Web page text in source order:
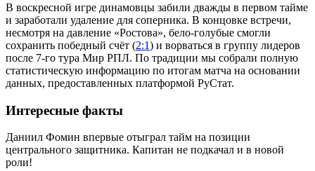
В воскресной игре динамовцы забили дважды в первом тайме
и заработали удаление для соперника. В концовке встречи,
несмотря на давление «Ростова», бело-голубые смогли
сохранить победный счёт (2:1) и ворваться в группу лидеров
после 7-го тура Мир РПЛ. По традиции мы собрали полную
статистическую информацию по итогам матча на основании
данных, предоставленных платформой РуСтат.
Интересные факты
Даниил Фомин впервые отыграл тайм на позиции
центрального защитника. Капитан не подкачал и в новой
роли!